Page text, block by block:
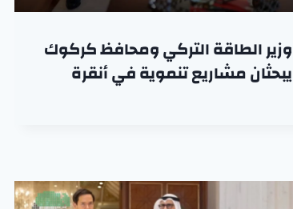
وزير الطاقة التركي ومحافظ كركوك
يبحثان مشاريع تنموية في أنقرة